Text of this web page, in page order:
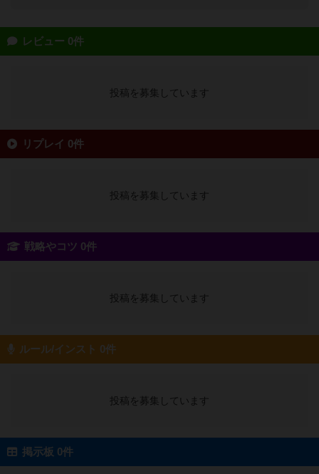
レビュー 0件
投稿を募集しています
リプレイ 0件
投稿を募集しています
戦略やコツ 0件
投稿を募集しています
ルール/インスト 0件
投稿を募集しています
掲示板 0件